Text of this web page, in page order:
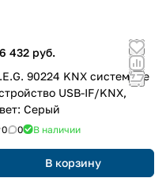
432 руб.
90224 KNX системное
USB-IF/KNX,
Серый
0 0 В наличии
В корзину